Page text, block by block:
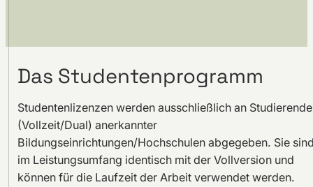
Das Studentenprogramm
Studentenlizenzen werden ausschließlich an Studierende
(Vollzeit/Dual) anerkannter
Bildungseinrichtungen/Hochschulen abgegeben. Sie
im Leistungsumfang identisch mit der Vollversion und
können für die Laufzeit der Arbeit verwendet werden.